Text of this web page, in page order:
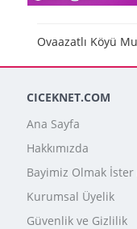
Ovaazatlı Köyü
CICEKNET.COM
Ana Sayfa
Hakkımızda
Bayimiz Olmak
Kurumsal Üyelik
Güvenlik ve Gizlilik